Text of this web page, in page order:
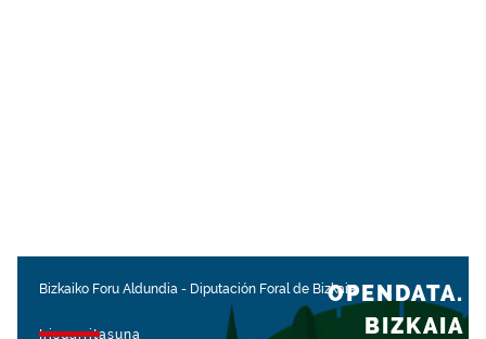
Bizkaiko Foru Aldundia - Diputación Foral de Bizkaia
Irisgarritasuna
OPENDATA.
BIZKAIA